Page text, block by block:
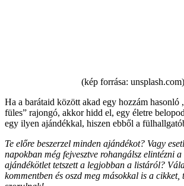
(kép forrása: unsplash.com)
Ha a barátaid között akad egy hozzám hasonló
füles” rajongó, akkor hidd el, egy életre
egy ilyen ajándékkal, hiszen ebből a
Te előre beszerzel minden ajándékot? Vagy
napokban még fejvesztve rohangálsz elintézni
ajándékötlet tetszett a legjobban a listáról?
kommentben és oszd meg másokkal is a cikket,